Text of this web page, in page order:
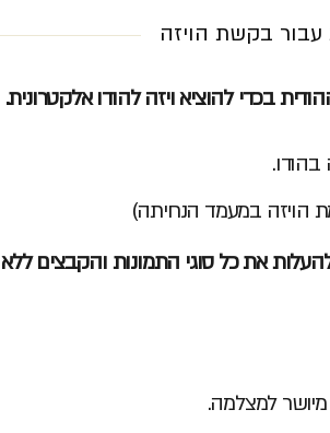
עבור בקשת הויזה
בכדי להוציא ויזה להודו אלקטרונית.
הויזה במעמד הנחיתה)
את כל סוגי התמונות והקבצים ללא
למצלמה.